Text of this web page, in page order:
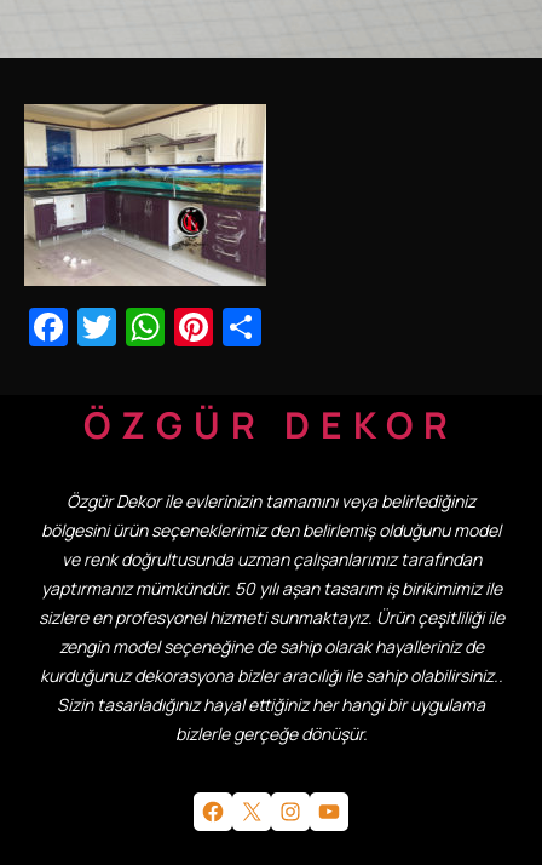
Facebook
Twitter
WhatsApp
Pinterest
ÖZGÜR DEKOR
Özgür Dekor ile evlerinizin tamamını veya belirlediğiniz
bölgesini ürün seçeneklerimiz den belirlemiş olduğunu model
ve renk doğrultusunda uzman çalışanlarımız tarafından
yaptırmanız mümkündür. 50 yılı aşan tasarım iş birikimimiz ile
sizlere en profesyonel hizmeti sunmaktayız. Ürün çeşitliliği ile
zengin model seçeneğine de sahip olarak hayalleriniz de
kurduğunuz dekorasyona bizler aracılığı ile sahip olabilirsiniz..
Sizin tasarladığınız hayal ettiğiniz her hangi bir uygulama
bizlerle gerçeğe dönüşür.
Facebook X Instagram YouTube